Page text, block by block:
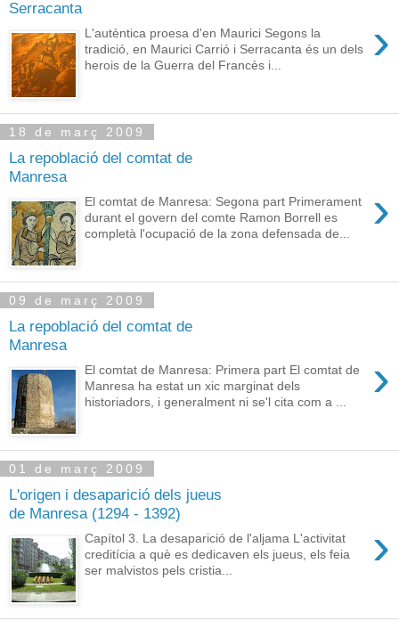
Serracanta
›
L'autèntica proesa d'en Maurici Segons la
tradició, en Maurici Carrió i Serracanta és un dels
herois de la Guerra del Francès i...
18 de març 2009
La repoblació del comtat de
Manresa
›
El comtat de Manresa: Segona part Primerament
durant el govern del comte Ramon Borrell es
completà l'ocupació de la zona defensada de...
09 de març 2009
La repoblació del comtat de
Manresa
›
El comtat de Manresa: Primera part El comtat de
Manresa ha estat un xic marginat dels
historiadors, i generalment ni se'l cita com a ...
01 de març 2009
L'origen i desaparició dels jueus
de Manresa (1294 - 1392)
›
Capítol 3. La desaparició de l'aljama L'activitat
creditícia a què es dedicaven els jueus, els feia
ser malvistos pels cristia...